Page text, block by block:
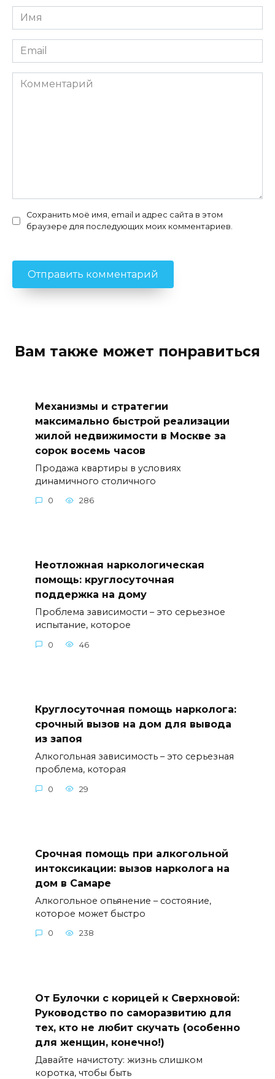
Имя
*
Email
*
Комментарий
Сохранить моё имя, email и адрес сайта в этом
браузере для последующих моих комментариев.
Вам также может понравиться
Механизмы и стратегии
максимально быстрой реализации
жилой недвижимости в Москве за
сорок восемь часов
Продажа квартиры в условиях
динамичного столичного
0 286
Неотложная наркологическая
помощь: круглосуточная
поддержка на дому
Проблема зависимости – это серьезное
испытание, которое
0 46
Круглосуточная помощь нарколога:
срочный вызов на дом для вывода
из запоя
Алкогольная зависимость – это серьезная
проблема, которая
0 29
Срочная помощь при алкогольной
интоксикации: вызов нарколога на
дом в Самаре
Алкогольное опьянение – состояние,
которое может быстро
0 238
От Булочки с корицей к Сверхновой:
Руководство по саморазвитию для
тех, кто не любит скучать (особенно
для женщин, конечно!)
Давайте начистоту: жизнь слишком
коротка, чтобы быть